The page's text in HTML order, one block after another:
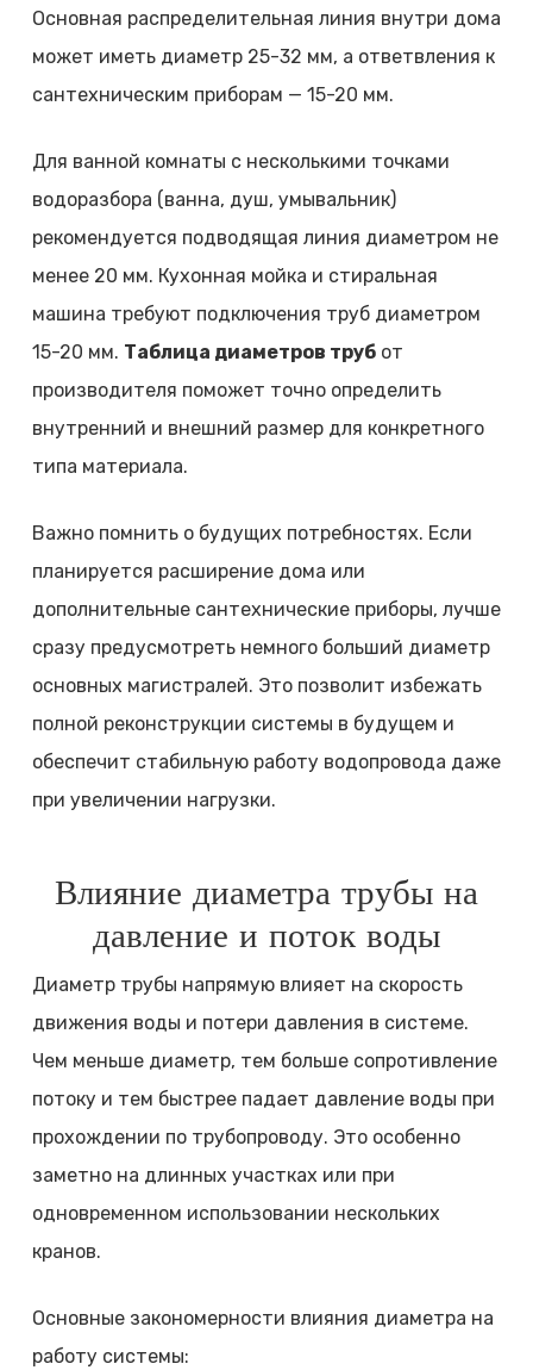
Основная распределительная линия внутри дома
может иметь диаметр 25-32 мм, а ответвления к
сантехническим приборам — 15-20 мм.
Для ванной комнаты с несколькими точками
водоразбора (ванна, душ, умывальник)
рекомендуется подводящая линия диаметром не
менее 20 мм. Кухонная мойка и стиральная
машина требуют подключения труб диаметром
15-20 мм. Таблица диаметров трубот
производителя поможет точно определить
внутренний и внешний размер для конкретного
типа материала.
Важно помнить о будущих потребностях. Если
планируется расширение дома или
дополнительные сантехнические приборы, лучше
сразу предусмотреть немного больший диаметр
основных магистралей. Это позволит избежать
полной реконструкции системы в будущем и
обеспечит стабильную работу водопровода даже
при увеличении нагрузки.
Влияние диаметра трубы на
давление и поток воды
Диаметр трубы напрямую влияет на скорость
движения воды и потери давления в системе.
Чем меньше диаметр, тем больше сопротивление
потоку и тем быстрее падает давление воды при
прохождении по трубопроводу. Это особенно
заметно на длинных участках или при
одновременном использовании нескольких
кранов.
Основные закономерности влияния диаметра на
работу системы: